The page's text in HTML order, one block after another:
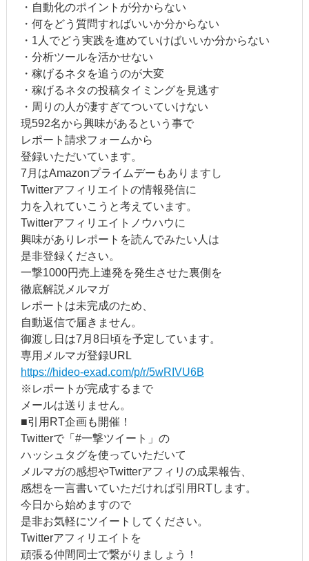
・自動化のポイントが分からない
・何をどう質問すればいいか分からない
・1人でどう実践を進めていけばいいか分からない
・分析ツールを活かせない
・稼げるネタを追うのが大変
・稼げるネタの投稿タイミングを見逃す
・周りの人が凄すぎてついていけない
現592名から興味があるという事で
レポート請求フォームから
登録いただいています。
7月はAmazonプライムデーもありますし
Twitterアフィリエイトの情報発信に
力を入れていこうと考えています。
Twitterアフィリエイトノウハウに
興味がありレポートを読んでみたい人は
是非登録ください。
一撃1000円売上連発を発生させた裏側を
徹底解説メルマガ
レポートは未完成のため、
自動返信で届きません。
御渡し日は7月8日頃を予定しています。
専用メルマガ登録URL
https://hideo-exad.com/p/r/5wRIVU6B
※レポートが完成するまで
メールは送りません。
■引用RT企画も開催！
Twitterで「#一撃ツイート」の
ハッシュタグを使っていただいて
メルマガの感想やTwitterアフィリの成果報告、
感想を一言書いていただければ引用RTします。
今日から始めますので
是非お気軽にツイートしてください。
Twitterアフィリエイトを
頑張る仲間同士で繋がりましょう！